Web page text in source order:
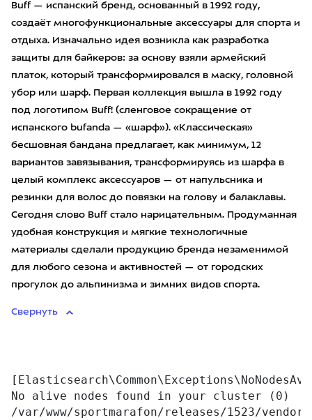
Buff — испанский бренд, основанный в 1992 году,
создаёт многофункциональные аксессуары для спорта и
отдыха. Изначально идея возникла как разработка
защиты для байкеров: за основу взяли армейский
платок, который трансформировался в маску, головной
убор или шарф. Первая коллекция вышла в 1992 году
под логотипом Buff! (сленговое сокращение от
испанского bufanda — «шарф»). «Классическая»
бесшовная бандана предлагает, как минимум, 12
вариантов завязывания, трансформируясь из шарфа в
целый комплекс аксессуаров — от напульсника и
резинки для волос до повязки на голову и балаклавы.
Сегодня слово Buff стало нарицательным. Продуманная
удобная конструкция и мягкие технологичные
материалы сделали продукцию бренда незаменимой
для любого сезона и активностей — от городских
прогулок до альпинизма и зимних видов спорта.
Свернуть
No alive nodes found in your cluster (0)
/var/www/sportmarafon/releases/1523/